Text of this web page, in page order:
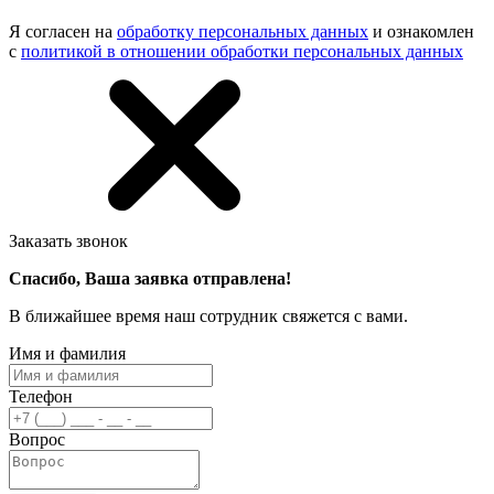
Я согласен на обработку персональных данных и ознакомлен
с политикой в отношении обработки персональных данных
Заказать звонок
Спасибо, Ваша заявка отправлена!
В ближайшее время наш сотрудник свяжется с вами.
Имя и фамилия
Телефон
Вопрос